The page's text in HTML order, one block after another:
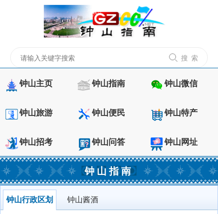
搜 索
钟山主页 钟山指南 钟山微信
钟山旅游 钟山便民 钟山特产
钟山招考 钟山问答 钟山网址
钟山指南
钟山行政区划
钟山酱酒